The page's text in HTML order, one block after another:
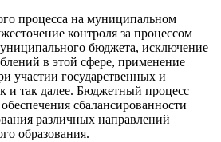
процесса на муниципальном
контроля за процессом
бюджета, исключение
в этой сфере, применение
участии государственных и
и так далее. Бюджетный процесс
сбалансированности
различных направлений
образования.